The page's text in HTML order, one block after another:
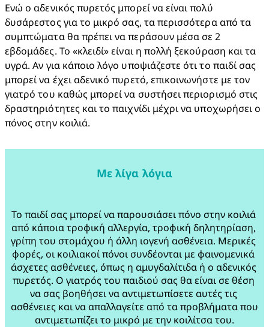
Ενώ ο αδενικός πυρετός μπορεί να είναι πολύ
δυσάρεστος για το μικρό σας, τα περισσότερα από τα
συμπτώματα θα πρέπει να περάσουν μέσα σε 2
εβδομάδες. Το «κλειδί» είναι η πολλή ξεκούραση και τα
υγρά. Αν για κάποιο λόγο υποψιάζεστε ότι το παιδί σας
μπορεί να έχει αδενικό πυρετό, επικοινωνήστε με τον
γιατρό του καθώς μπορεί να συστήσει περιορισμό στις
δραστηριότητες και το παιχνίδι μέχρι να υποχωρήσει ο
πόνος στην κοιλιά.
Με λίγα λόγια
Το παιδί σας μπορεί να παρουσιάσει πόνο στην κοιλιά
από κάποια τροφική αλλεργία, τροφική δηλητηρίαση,
γρίπη του στομάχου ή άλλη ιογενή ασθένεια. Μερικές
φορές, οι κοιλιακοί πόνοι συνδέονται με φαινομενικά
άσχετες ασθένειες, όπως η αμυγδαλίτιδα ή ο αδενικός
πυρετός. Ο γιατρός του παιδιού σας θα είναι σε θέση
να σας βοηθήσει να αντιμετωπίσετε αυτές τις
ασθένειες και να απαλλαγείτε από τα προβλήματα που
αντιμετωπίζει το μικρό με την κοιλίτσα του.